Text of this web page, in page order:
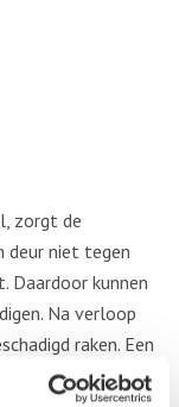
zorgt de
deur niet tegen
Daardoor kunnen
Na verloop
raken. Een
van dit onderdeel